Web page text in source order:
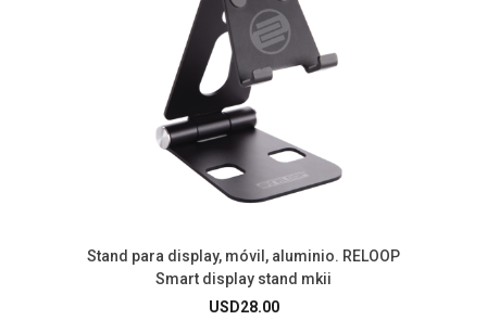
Stand para display, móvil, aluminio. RELOOP
Smart display stand mkii
USD28.00